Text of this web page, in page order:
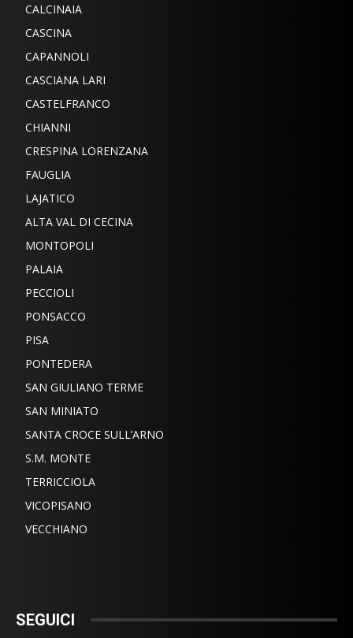
CALCINAIA
CASCINA
CAPANNOLI
CASCIANA LARI
CASTELFRANCO
CHIANNI
CRESPINA LORENZANA
FAUGLIA
LAJATICO
ALTA VAL DI CECINA
MONTOPOLI
PALAIA
PECCIOLI
PONSACCO
PISA
PONTEDERA
SAN GIULIANO TERME
SAN MINIATO
SANTA CROCE SULL’ARNO
S.M. MONTE
TERRICCIOLA
VICOPISANO
VECCHIANO
SEGUICI